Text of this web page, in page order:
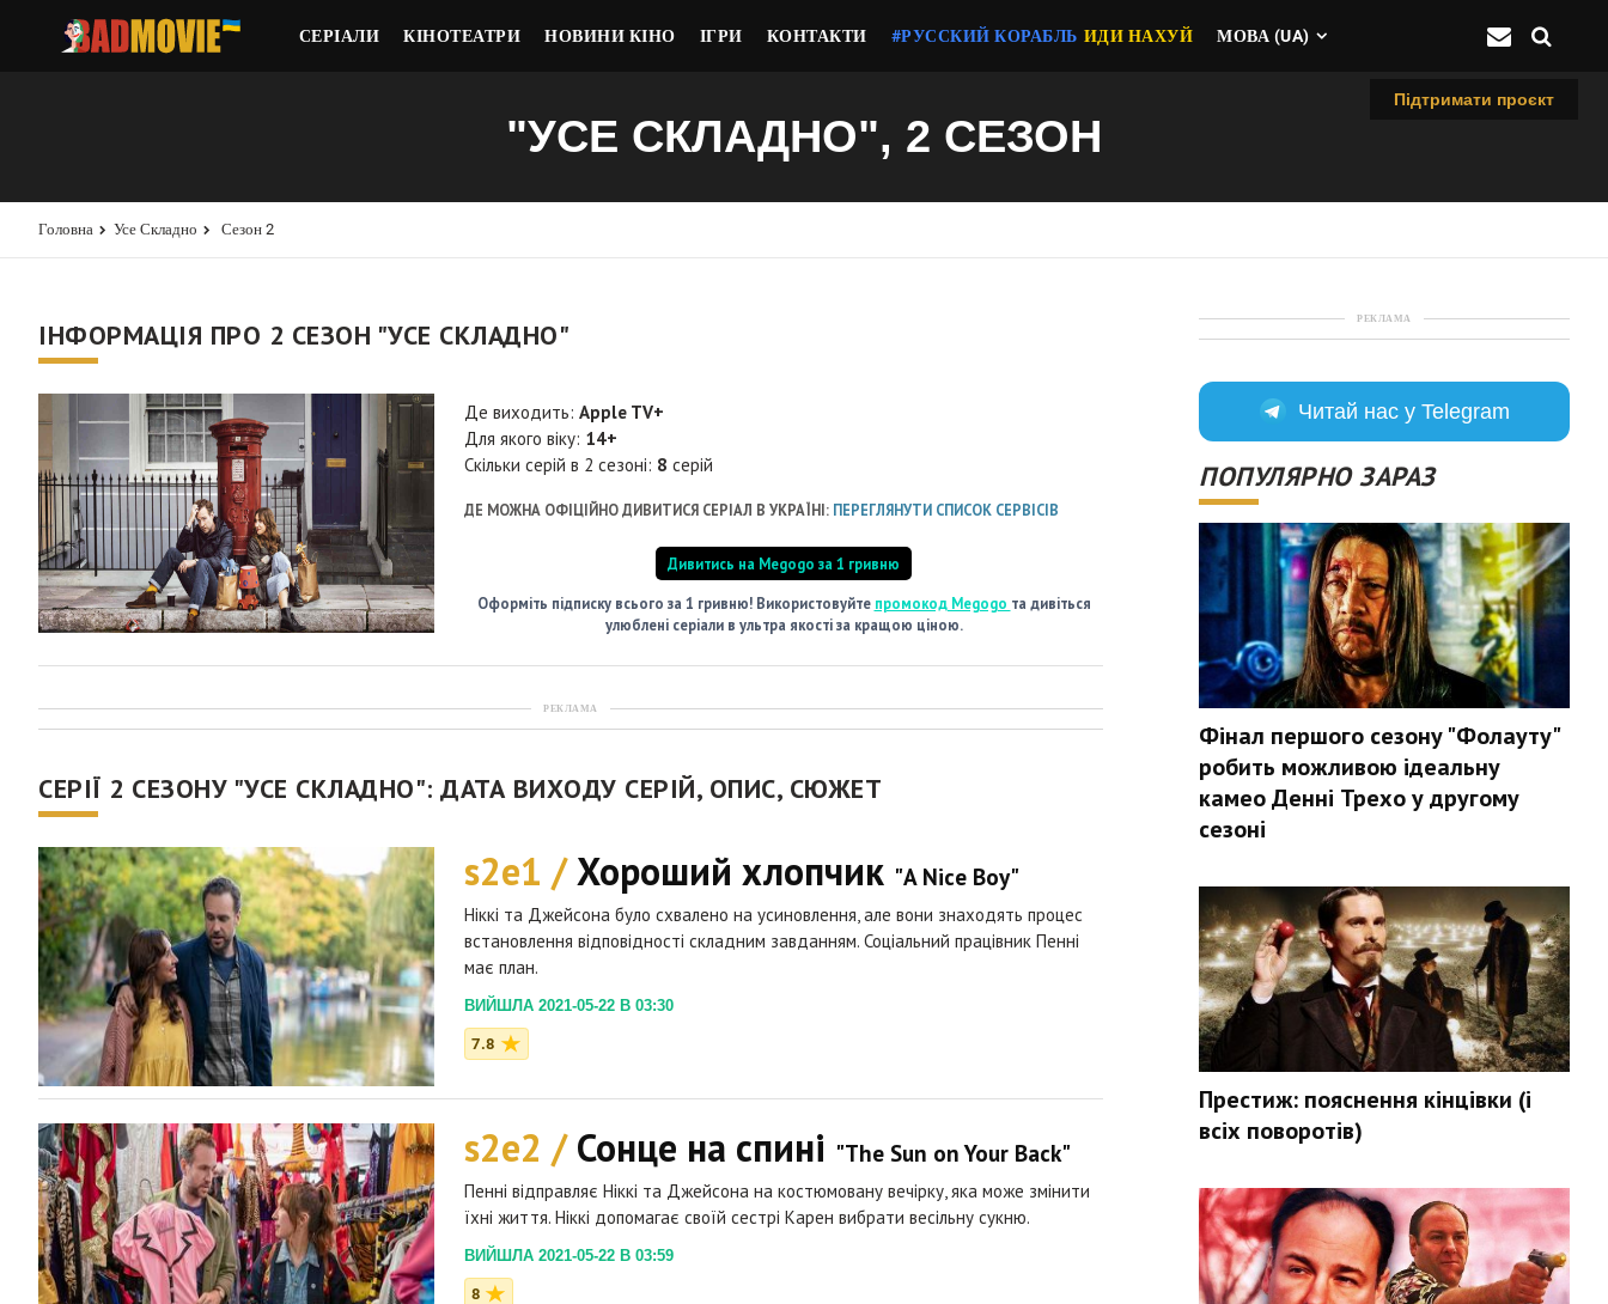
СЕРІАЛИ КІНОТЕАТРИ НОВИНИ КІНО ІГРИ КОНТАКТИ #РУССКИЙ КОРАБЛЬ ИДИ НАХУЙ МОВА (UA)
Підтримати проєкт
"УСЕ СКЛАДНО", 2 СЕЗОН
Головна Усе Складно Сезон 2
ІНФОРМАЦІЯ ПРО 2 СЕЗОН "УСЕ СКЛАДНО"
Де виходить: Apple TV+
Для якого віку: 14+
Скільки серій в 2 сезоні: 8 серій
ДЕ МОЖНА ОФІЦІЙНО ДИВИТИСЯ СЕРІАЛ В УКРАЇНІ: ПЕРЕГЛЯНУТИ СПИСОК СЕРВІСІВ
Дивитись на Megogo за 1 гривню
Оформіть підписку всього за 1 гривню! Використовуйте промокод Megogo та дивіться
улюблені серіали в ультра якості за кращою ціною.
РЕКЛАМА
СЕРІЇ 2 СЕЗОНУ "УСЕ СКЛАДНО": ДАТА ВИХОДУ СЕРІЙ, ОПИС, СЮЖЕТ
s2e1 /Хороший хлопчик "A Nice Boy"
Ніккі та Джейсона було схвалено на усиновлення, але вони знаходять процес
встановлення відповідності складним завданням. Соціальний працівник Пенні
має план.
ВИЙШЛА 2021-05-22 В 03:30
7.8
s2e2 /Сонце на спині "The Sun on Your Back"
Пенні відправляє Ніккі та Джейсона на костюмовану вечірку, яка може змінити
їхні життя. Ніккі допомагає своїй сестрі Карен вибрати весільну сукню.
ВИЙШЛА 2021-05-22 В 03:59
8
РЕКЛАМА
Читай нас у Telegram
ПОПУЛЯРНО ЗАРАЗ
Фінал першого сезону "Фолауту"
робить можливою ідеальну
камео Денні Трехо у другому
сезоні
Престиж: пояснення кінцівки (і
всіх поворотів)